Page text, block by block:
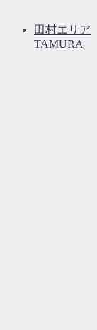
田村エリア
TAMURA